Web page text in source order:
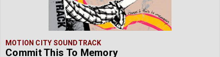
MOTION CITY SOUNDTRACK
Commit This To Memory